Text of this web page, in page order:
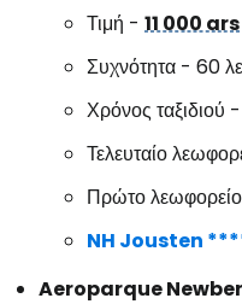
Τιμή - 11 000 ars
Συχνότητα - 60
Χρόνος ταξιδιού
Τελευταίο
Πρώτο
NH Jousten
Aeroparque